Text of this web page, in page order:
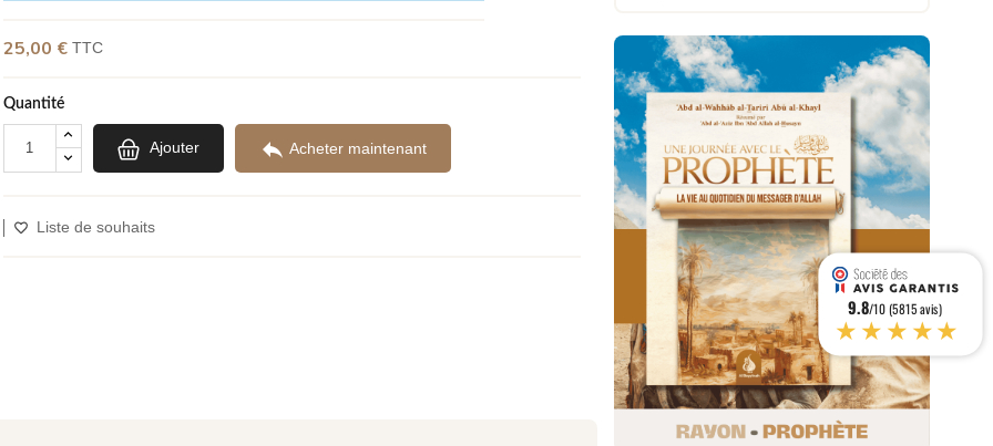
25,00 €TTC
Quantité
Ajouter  Acheter maintenant
Liste de souhaits
9.8/10 (5815 avis)
★★★★★